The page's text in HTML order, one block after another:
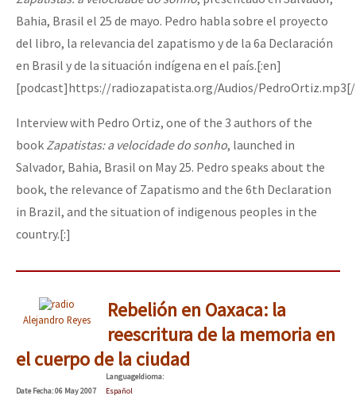
Bahia, Brasil el 25 de mayo. Pedro habla sobre el proyecto
del libro, la relevancia del zapatismo y de la 6a Declaración
en Brasil y de la situación indígena en el país.[:en]
[podcast]https://radiozapatista.org/Audios/
Interview with Pedro Ortiz, one of the 3 authors of the
book Zapatistas: a velocidade do sonho, launched in
Salvador, Bahia, Brasil on May 25. Pedro speaks about the
book, the relevance of Zapatismo and the 6th Declaration
in Brazil, and the situation of indigenous peoples in the
country.[:]
Alejandro Reyes
Rebelión en Oaxaca: la
reescritura de la memoria en
el cuerpo de la ciudad
DateFecha: 06 May 2007
LanguageIdioma:
Español